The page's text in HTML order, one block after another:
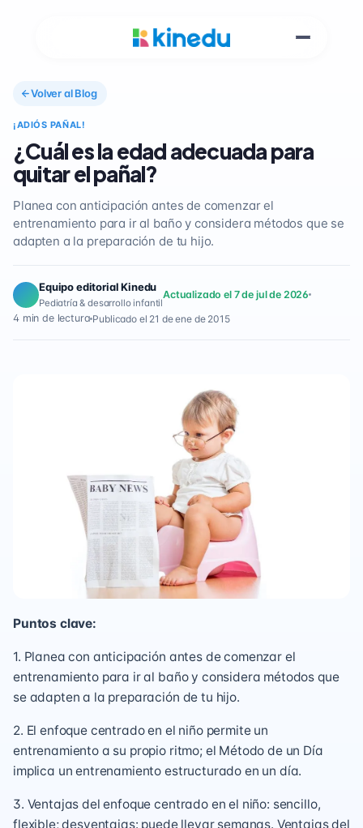
Volver al Blog
¡ADIÓS PAÑAL!
¿Cuál es la edad adecuada para
quitar el pañal?
Planea con anticipación antes de comenzar el
entrenamiento para ir al baño y considera métodos que se
adapten a la preparación de tu hijo.
Equipo editorial Kinedu
Pediatría & desarrollo infantil
Actualizado el 7 de jul de 2026
4 min de lectura Publicado el 21 de ene de 2015
Puntos clave:
1. Planea con anticipación antes de comenzar el
entrenamiento para ir al baño y considera métodos que
se adapten a la preparación de tu hijo.
2. El enfoque centrado en el niño permite un
entrenamiento a su propio ritmo; el Método de un Día
implica un entrenamiento estructurado en un día.
3. Ventajas del enfoque centrado en el niño: sencillo,
flexible; desventajas: puede llevar semanas. Ventajas del